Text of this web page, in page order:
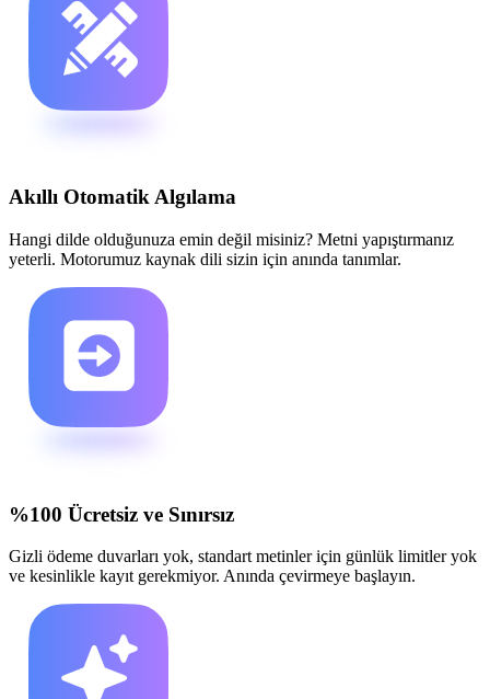
Akıllı Otomatik Algılama
Hangi dilde olduğunuza emin değil misiniz? Metni yapıştırmanız
yeterli. Motorumuz kaynak dili sizin için anında tanımlar.
%100 Ücretsiz ve Sınırsız
Gizli ödeme duvarları yok, standart metinler için günlük limitler yok
ve kesinlikle kayıt gerekmiyor. Anında çevirmeye başlayın.